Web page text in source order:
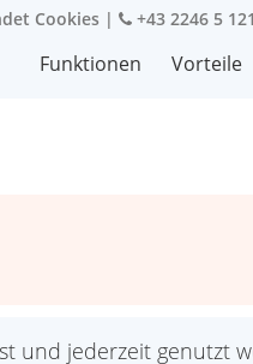
Cookies | +43 2246 5
Funktionen Vorteile
und jederzeit genutzt